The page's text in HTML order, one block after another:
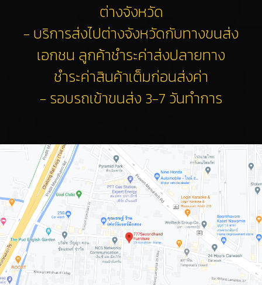
ต่างจังหวัด
- บริการส่งไปต่างจังหวัดกับทางขนส่ง
เอกชน ลูกค้าชำระค่าส่งปลายทาง
ชำระค่าสินค้าเต็มก่อนส่งค่า
- รอบรถเข้าขนส่ง 3-7 วันทำการ